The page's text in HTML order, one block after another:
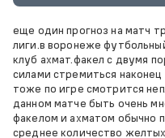
еще один прогноз на матч
лиги.в воронеже
клуб ахмат.факел с двумя
силами стремиться
тоже по игре смотрится
данном матче быть очень
факелом и ахматом обычно
среднее количество